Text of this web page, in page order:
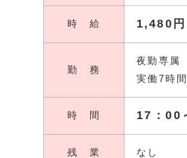
時 給 1,480円
勤 務
夜勤専属
実働7時
時 間 17：00
残 業 なし